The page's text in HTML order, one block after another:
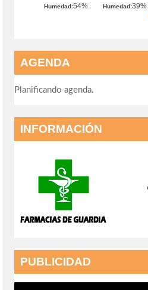
AGENDA
Planificando agenda.
INFORMACIÓN
PUBLICIDAD